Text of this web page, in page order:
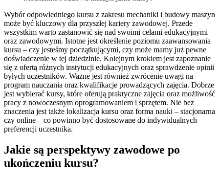
Wybór odpowiedniego kursu z zakresu mechaniki i budowy maszyn
może być kluczowy dla przyszłej kariery zawodowej. Przede
wszystkim warto zastanowić się nad swoimi celami edukacyjnymi
oraz zawodowymi. Istotne jest określenie poziomu zaawansowania
kursu – czy jesteśmy początkującymi, czy może mamy już pewne
doświadczenie w tej dziedzinie. Kolejnym krokiem jest zapoznanie
się z ofertą różnych instytucji edukacyjnych oraz sprawdzenie opinii
byłych uczestników. Ważne jest również zwrócenie uwagi na
program nauczania oraz kwalifikacje prowadzących zajęcia. Dobrze
jest wybierać kursy, które oferują praktyczne zajęcia oraz możliwość
pracy z nowoczesnym oprogramowaniem i sprzętem. Nie bez
znaczenia jest także lokalizacja kursu oraz forma nauki – stacjonarna
czy online – co powinno być dostosowane do indywidualnych
preferencji uczestnika.
Jakie są perspektywy zawodowe po
ukończeniu kursu?